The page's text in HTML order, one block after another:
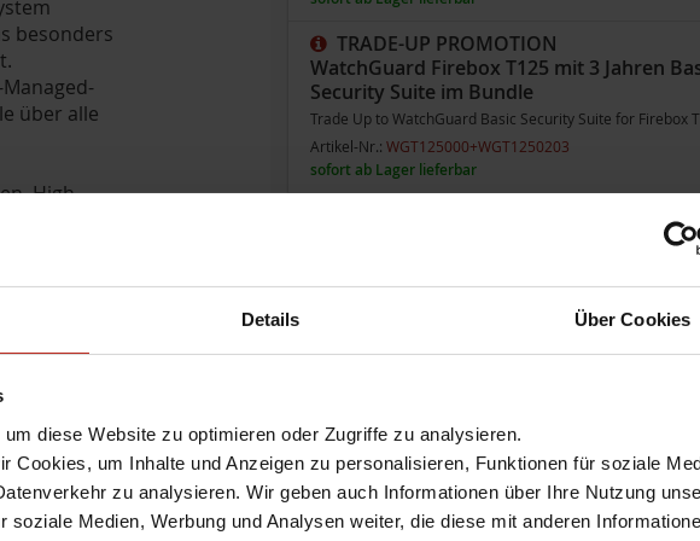
Details Über Cookies
diese Website zu optimieren oder Zugriffe zu analysieren.
Cookies, um Inhalte und Anzeigen zu personalisieren, Funktionen für soziale
zu analysieren. Wir geben auch Informationen über Ihre Nutzung
soziale Medien, Werbung und Analysen weiter, die diese mit anderen
besonders
über alle
High-
T125
und
TRADE-UP PROMOTION
WatchGuard Firebox T125 mit 3 Jahren
Security Suite im Bundle
Trade Up to WatchGuard Basic Security Suite for Firebox
Artikel-Nr.: WGT125000+WGT1250203
sofort ab Lager lieferbar
WatchGuard Firebox T125 mit 5 Jahren
Trade Up to WatchGuard Basic Security Suite for Firebox
Total Security Suite: beinhaltet WatchGuard 24x7 Gold
Supportanfragen bei WatchGuard (Ansprechzeit 24x7 mit
Softwareversion nutzen (Software Maintenance), und bei
Werktagen ein kostenfreies Austauschgerät. Weiterhin sind
spamBlocker (nicht bei FireboxV), Gateway Antivirus,